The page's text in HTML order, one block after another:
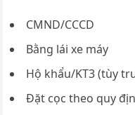
CMND/CCCD
Bằng lái xe máy
Hộ khẩu/KT3 (tùy
Đặt cọc theo quy